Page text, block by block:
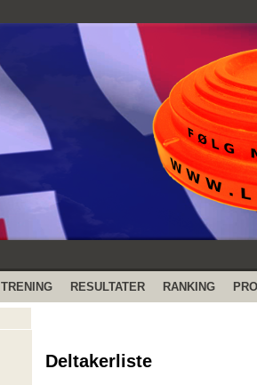
TRENING RESULTATER RANKING
Deltakerliste